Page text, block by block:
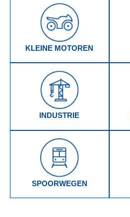
KLEINE MOTOREN
INDUSTRIE
SPOORWEGEN